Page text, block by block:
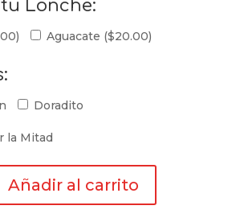
Lonche:
) Aguacate ($20.00)
Doradito
la Mitad
Añadir al carrito